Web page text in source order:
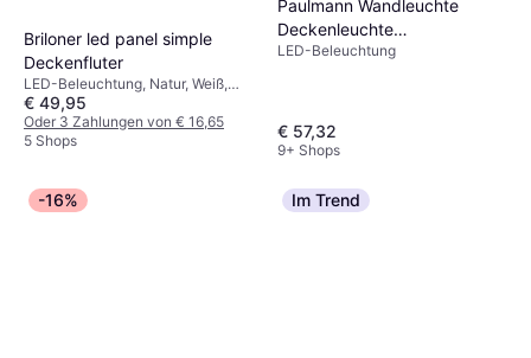
Stehleuchte IDE-60080 Weiß
110 cm Bodenlampe
Dimmbar, LED-Beleuchtung, Weiß,
Kunststoff, IP-Schutzart: IP44
€ 64,99
Oder 3 Zahlungen von € 21,66
2 Shops
Briloner led panel simple
Deckenfluter
LED-Beleuchtung, Natur, Weiß,
Metall, IP-Schutzart: IP20
€ 49,95
Oder 3 Zahlungen von € 16,65
5 Shops
Paulmann Wandleuchte
Deckenleuchte
Lichtkanalsystem Linion
LED-Beleuchtung
€ 57,32
9+ Shops
-16% Im Trend